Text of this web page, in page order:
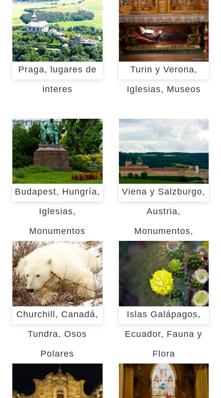
Praga, lugares de
interes
Turin y Verona,
Iglesias, Museos
Budapest, Hungría,
Iglesias,
Monumentos
Viena y Salzburgo,
Austria,
Monumentos,
Museos
Churchill, Canadá,
Tundra, Osos
Polares
Islas Galápagos,
Ecuador, Fauna y
Flora